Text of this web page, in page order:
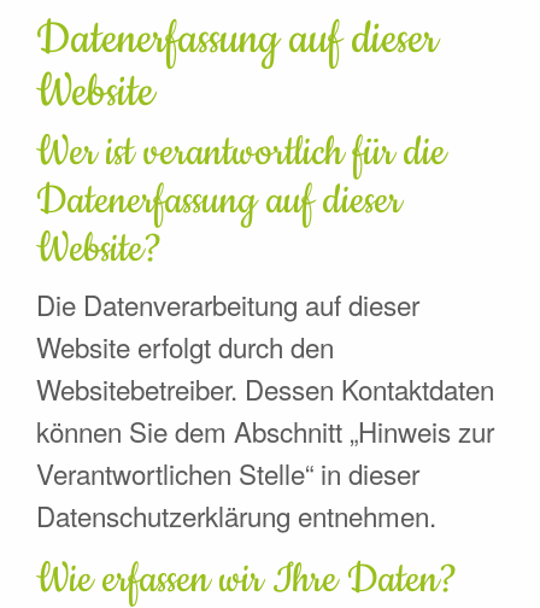
Datenerfassung auf dieser
Website
Wer ist verantwortlich für die
Datenerfassung auf dieser
Website?
Die Datenverarbeitung auf dieser
Website erfolgt durch den
Websitebetreiber. Dessen Kontaktdaten
können Sie dem Abschnitt „Hinweis zur
Verantwortlichen Stelle“ in dieser
Datenschutzerklärung entnehmen.
Wie erfassen wir Ihre Daten?